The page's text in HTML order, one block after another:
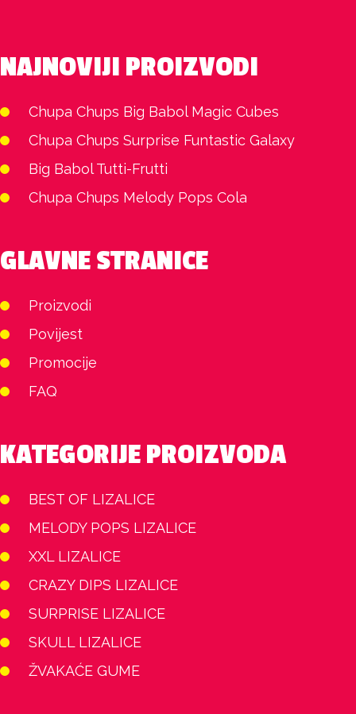
NAJNOVIJI PROIZVODI
Chupa Chups Big Babol Magic Cubes
Chupa Chups Surprise Funtastic Galaxy
Big Babol Tutti-Frutti
Chupa Chups Melody Pops Cola
GLAVNE STRANICE
Proizvodi
Povijest
Promocije
FAQ
KATEGORIJE PROIZVODA
BEST OF LIZALICE
MELODY POPS LIZALICE
XXL LIZALICE
CRAZY DIPS LIZALICE
SURPRISE LIZALICE
SKULL LIZALICE
ŽVAKAĆE GUME